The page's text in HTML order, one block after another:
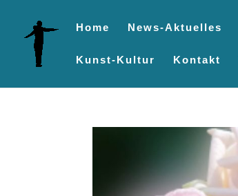
Home News-Aktuelles
Kunst-Kultur Kontakt